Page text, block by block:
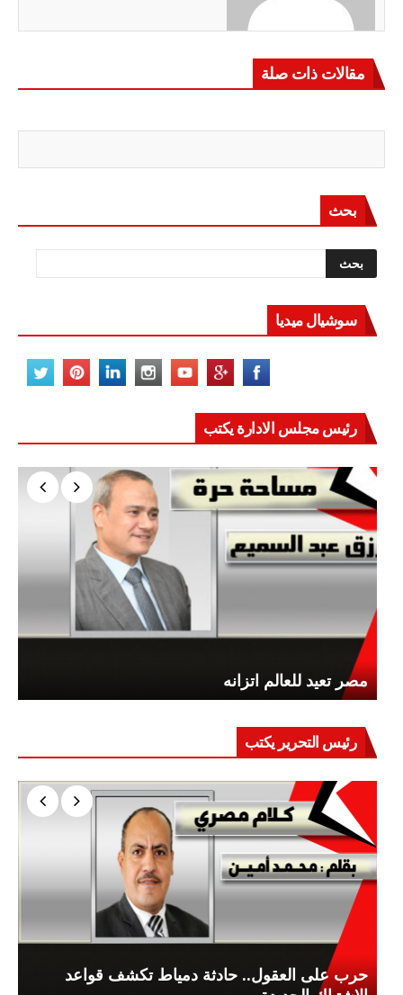
مقالات ذات صلة
بحث
سوشيال ميديا
رئيس مجلس الادارة يكتب
مصر تعيد للعالم اتزانه
رئيس التحرير يكتب
حرب على العقول.. حادثة دمياط تكشف قواعد